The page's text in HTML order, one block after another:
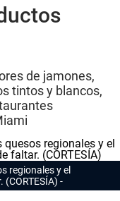
de jamones,
tintos y blancos,
regionales y el